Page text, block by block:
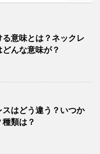
意味とは？ネックレ
んな意味が？
はどう違う？いつか
類は？